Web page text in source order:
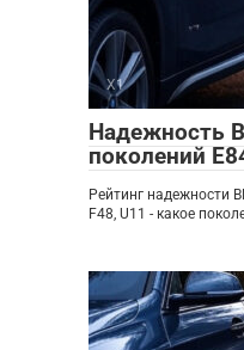
X1
Надежность
поколений
Рейтинг надежности
F48, U11 - какое